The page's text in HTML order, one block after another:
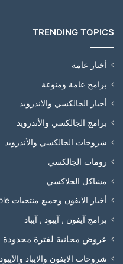
TRENDING TOPICS
أخبار عامة
برامج عامة ومنوعة
أخبار الجالكسي والاندرويد
برامج الجالكسي والأندرويد
شروحات الجالكسي والأندرويد
رومات الجالكسي
مشاكل الجلاكسي
أخبار الايفون وجميع منتجيات Apple
برامج آيفون , آيبود , آيباد
عروض مجانية لفترة محدودة
شروحات الايفون والايباد والآيبود